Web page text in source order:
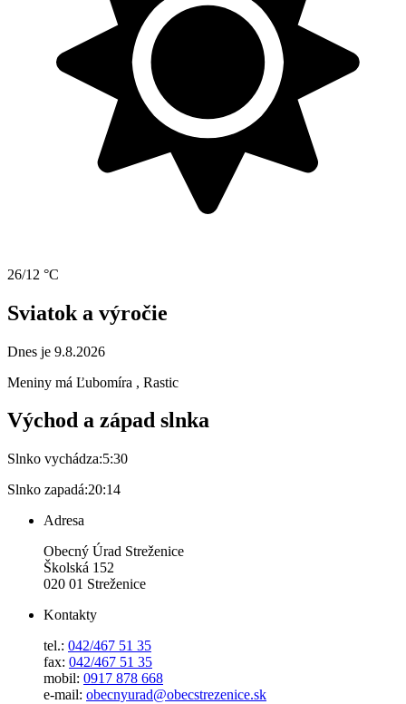
26/12 °C
Sviatok a výročie
Dnes je 9.8.2026
Meniny má Ľubomíra , Rastic
Východ a západ slnka
Slnko vychádza:5:30
Slnko zapadá:20:14
Adresa
Obecný Úrad Streženice
Školská 152
020 01 Streženice
Kontakty
tel.: 042/467 51 35
fax: 042/467 51 35
mobil: 0917 878 668
e-mail: obecnyurad@obecstrezenice.sk